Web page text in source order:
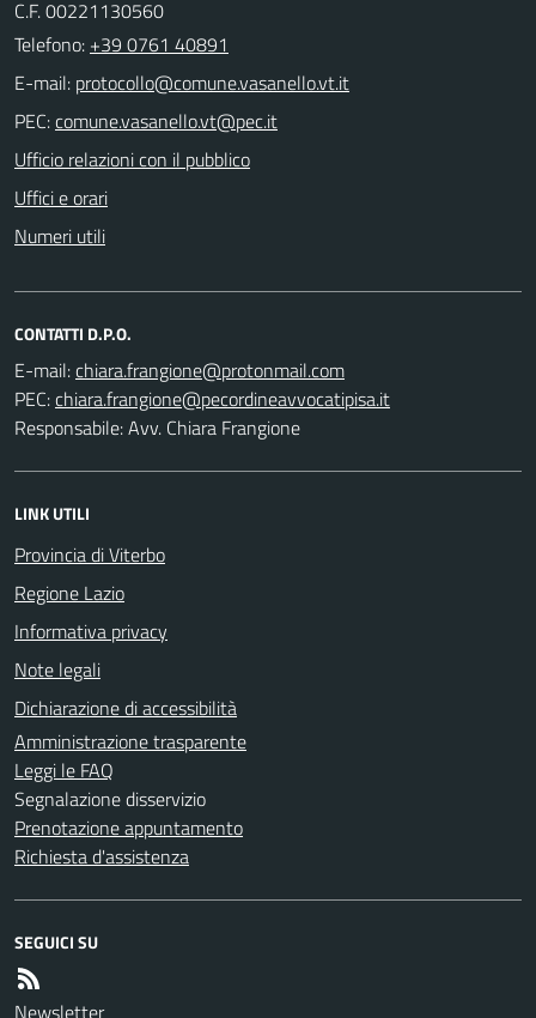
C.F. 00221130560
Telefono: +39 0761 40891
E-mail:
PEC:
Ufficio relazioni con il pubblico
Uffici e orari
Numeri utili
CONTATTI D.P.O.
E-mail:
PEC:
Responsabile: Avv. Chiara Frangione
LINK UTILI
Provincia di Viterbo
Regione Lazio
Informativa privacy
Note legali
Dichiarazione di accessibilità
Amministrazione trasparente
Leggi le FAQ
Segnalazione disservizio
Prenotazione appuntamento
Richiesta d'assistenza
SEGUICI SU
Newsletter